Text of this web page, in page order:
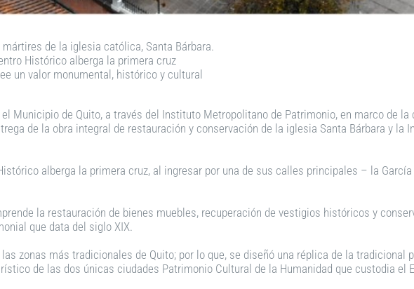
de la iglesia católica, Santa Bárbara.
Histórico alberga la primera cruz
un valor monumental, histórico y cultural
Municipio de Quito, a través del Instituto Metropolitano de Patrimonio, en marco de
de la obra integral de restauración y conservación de la iglesia Santa Bárbara y la
alberga la primera cruz, al ingresar por una de sus calles principales – la
la restauración de bienes muebles, recuperación de vestigios históricos y
que data del siglo XIX.
zonas más tradicionales de Quito; por lo que, se diseñó una réplica de la tradicional
de las dos únicas ciudades Patrimonio Cultural de la Humanidad que custodia el